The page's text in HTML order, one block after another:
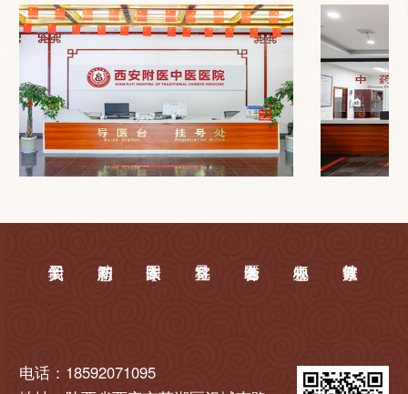
电话：18592071095